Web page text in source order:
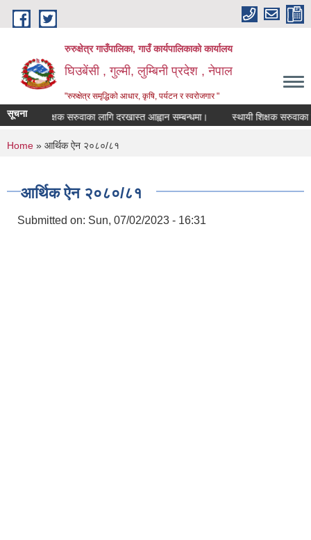
Skip to main content
रुरुक्षेत्र गाउँपालिका, गाउँ कार्यपालिकाको कार्यालय
घिउबेंसी , गुल्मी, लुम्बिनी प्रदेश , नेपाल
"रुरुक्षेत्र समृद्धिको आधार, कृषि, पर्यटन र स्वरोजगार "
सूचनाशिक्षक सरुवाका लागि दरखास्त आह्वान सम्बन्धमा। स्थायी शिक्षक सरुवाका
You are here
Home » आर्थिक ऐन २०८०/८१
आर्थिक ऐन २०८०/८१
Submitted on: Sun, 07/02/2023 - 16:31